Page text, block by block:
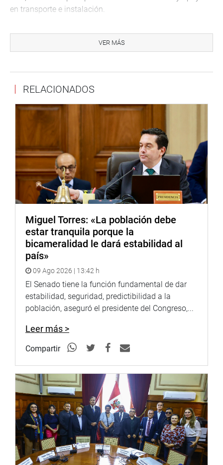
en transporte e instalación.
directorales regionales y trofeos a los educadores
triunfadores, culminó de manera exitosa. El programa
asesora de gerencia ejecutiva del FONDEP, Cristina Flores
Luis Guillermo Lescano Sáenz; y la gobernadora regional
de Lima, Rosa Vásquez Cuadrado.
OFICINA DE COMUNICACIONES E IMAGEN
INSTITUCIONAL
VER MÁS
RELACIONADOS
Miguel Torres: «La población debe
estar tranquila porque la
bicameralidad le dará estabilidad al
país»
09 Ago 2026 | 13:42 h
El Senado tiene la función fundamental de dar
estabilidad, seguridad, predictibilidad a la
población, aseguró el presidente del Congreso,...
Leer más >
Compartir